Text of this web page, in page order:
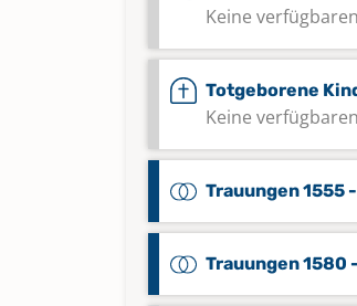
Keine
Totgeborene
Keine
Trauungen 1555
Trauungen 1580